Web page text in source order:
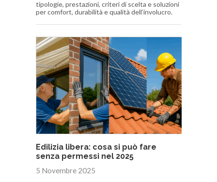
tipologie, prestazioni, criteri di scelta e soluzioni
per comfort, durabilità e qualità dell’involucro.
Edilizia libera: cosa si può fare
senza permessi nel 2025
5 Novembre 2025